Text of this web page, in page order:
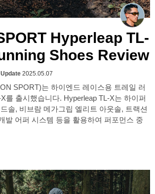
Hyperleap TL-
Shoes Review
Update 2025.05.07
SPORT)는 하이엔드 레이스용 트레일 러
를 출시했습니다. Hyperleap TL-X는 하이퍼
솔, 비브람 메가그립 엘리트 아웃솔, 트랙션
발 어퍼 시스템 등을 활용하여 퍼포먼스 중